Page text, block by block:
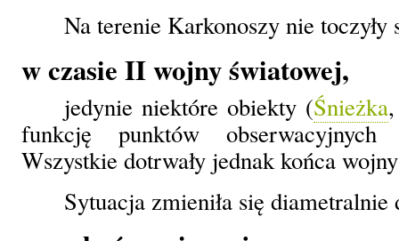
Na terenie Karkonoszy nie toczyły
w czasie II wojny światowej,
jedynie niektóre obiekty (Śnieżka,
funkcję punktów obserwacyjnych
Wszystkie dotrwały jednak końca
Sytuacja zmieniła się diametralnie